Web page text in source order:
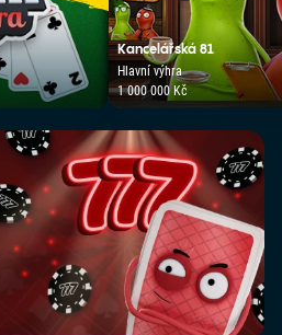
Kancelářská 81
Hlavní výhra
1 000 000 Kč